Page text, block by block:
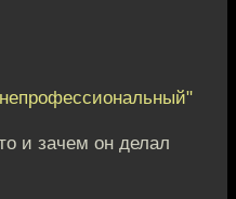
и зачем он делал